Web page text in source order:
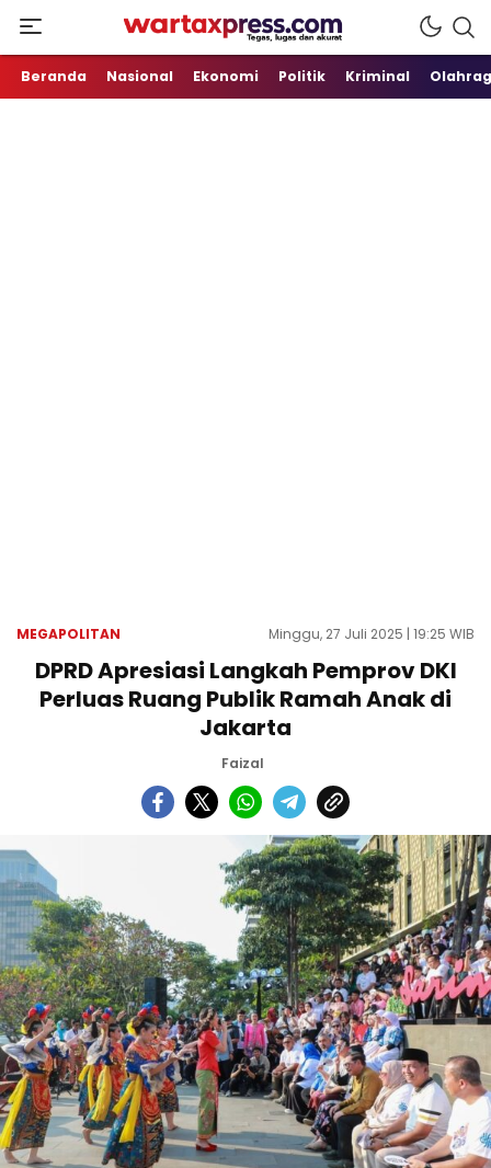
WartaXpress
Tegas, Lugas dan Akurat
Beranda Nasional Ekonomi Politik Kriminal
MEGAPOLITAN Minggu, 27 Juli 2025 | 19:25 WIB
DPRD Apresiasi Langkah Pemprov DKI
Perluas Ruang Publik Ramah Anak di
Jakarta
Faizal